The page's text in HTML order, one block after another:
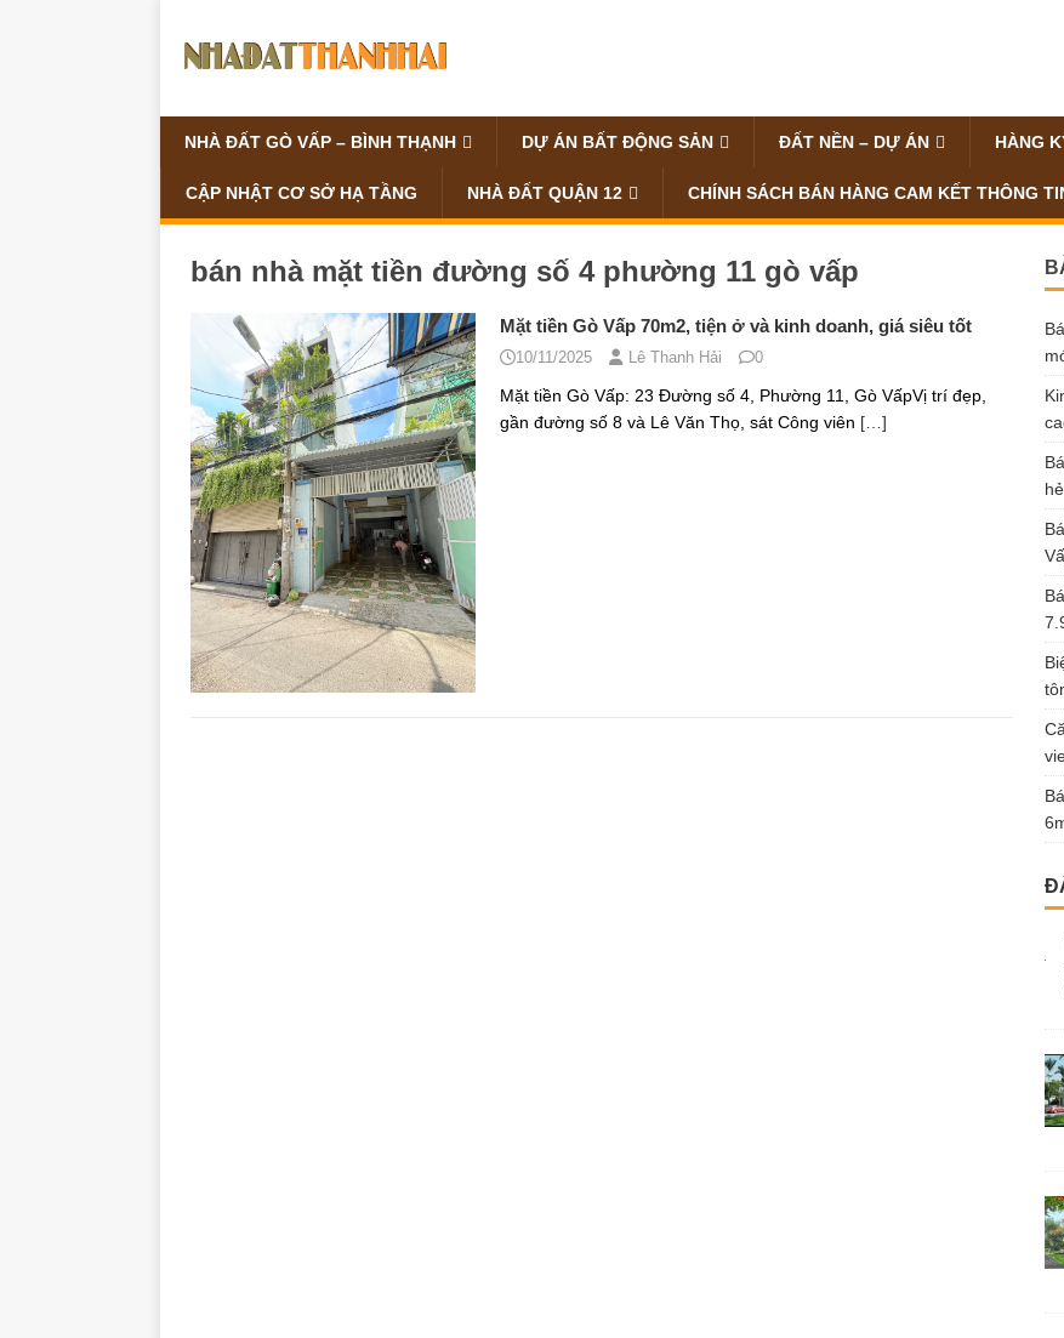
NHÀ ĐẤT GÒ VẤP – BÌNH THẠNH DỰ ÁN BẤT ĐỘNG SẢN ĐẤT NỀN – DỰ ÁN HÀNG
CẬP NHẬT CƠ SỞ HẠ TẦNG NHÀ ĐẤT QUẬN 12 CHÍNH SÁCH BÁN HÀNG CAM KẾT THÔNG
bán nhà mặt tiền đường số 4 phường 11 gò vấp
Mặt tiền Gò Vấp 70m2, tiện ở và kinh doanh, giá siêu tốt
10/11/2025 Lê Thanh Hải 0
Mặt tiền Gò Vấp: 23 Đường số 4, Phường 11, Gò VấpVị trí đẹp,
gần đường số 8 và Lê Văn Thọ, sát Công viên […]